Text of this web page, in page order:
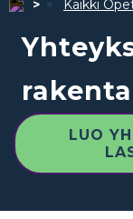
Kaikki
LUO